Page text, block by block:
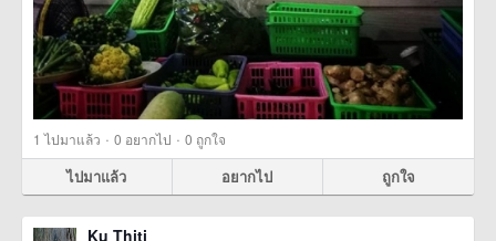
1 ไปมาแล้ว · 0 อยากไป · 0 ถูกใจ
ไปมาแล้ว อยากไป ถูกใจ
Ku Thiti